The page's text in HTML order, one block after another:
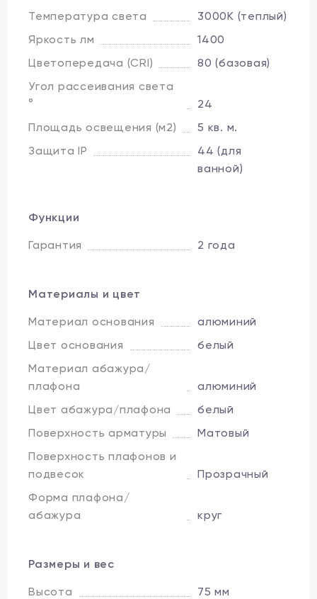
Температура света
3000K (теплый)
Яркость лм
1400
Цветопередача (CRI)
80 (базовая)
Угол рассеивания света
°
24
Площадь освещения (м2)
5 кв. м.
Защита IP
44 (для
ванной)
Функции
Гарантия 2 года
Материалы и цвет
Материал основания
алюминий
Цвет основания
белый
Материал абажура/
плафона
алюминий
Цвет абажура/плафона
белый
Поверхность арматуры
Матовый
Поверхность плафонов и
подвесок
Прозрачный
Форма плафона/
абажура
круг
Размеры и вес
Высота
75 мм